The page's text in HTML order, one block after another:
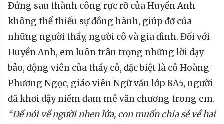
Đứng sau thành công rực rỡ của Huyền Anh
không thể thiếu sự đồng hành, giúp đỡ của
những người thầy, người cô và gia đình. Đối với
Huyền Anh, em luôn trân trọng những lời dạy
bảo, động viên của thầy cô, đặc biệt là cô Hoàng
Phương Ngọc, giáo viên Ngữ văn lớp 8A5, người
đã khơi dậy niềm đam mê văn chương trong em.
“Để nói về người nhen lửa, con muốn chia sẻ về hai